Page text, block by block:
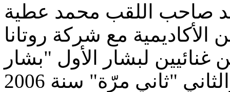
مع شركة روتانا
لبشار الأول "بشار